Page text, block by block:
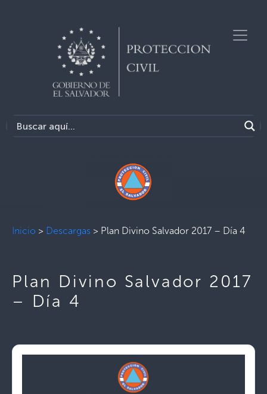
Inicio > Descargas > Plan Divino Salvador 2017 – Día 4
Plan Divino Salvador 2017
– Día 4